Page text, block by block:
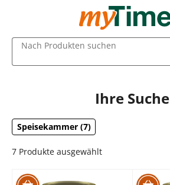
Zum Hauptinhalt springen
Zur Navigation springen
Zur Suche springen
Nach Produkten suchen
Ihre Suche
Speisekammer (7)
7 Produkte ausgewählt